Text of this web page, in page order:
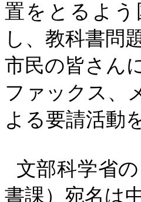
置をとるよ
し、教科書問
市民の皆さん
ファックス、
よる要請活動
文部科学省
書課）宛名は